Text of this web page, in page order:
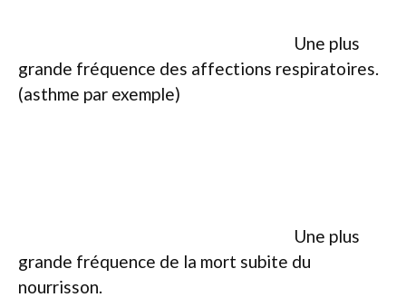
Une plus
grande fréquence des affections respiratoires.
(asthme par exemple)
Une plus
grande fréquence de la mort subite du
nourrisson.